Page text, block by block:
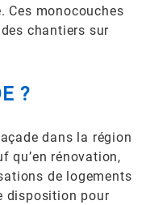
Ces monocouches
chantiers sur
?
dans la région
qu’en rénovation,
de logements
disposition pour